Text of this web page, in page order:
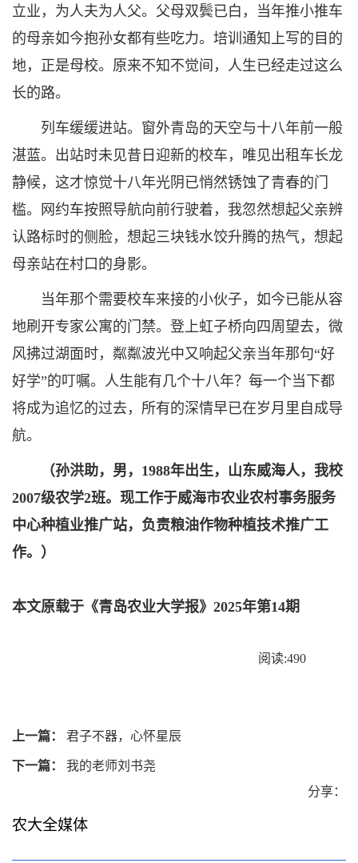
立业，为人夫为人父。父母双鬓已白，当年推小推车
的母亲如今抱孙女都有些吃力。培训通知上写的目的
地，正是母校。原来不知不觉间，人生已经走过这么
长的路。
列车缓缓进站。窗外青岛的天空与十八年前一般
湛蓝。出站时未见昔日迎新的校车，唯见出租车长龙
静候，这才惊觉十八年光阴已悄然锈蚀了青春的门
槛。网约车按照导航向前行驶着，我忽然想起父亲辨
认路标时的侧脸，想起三块钱水饺升腾的热气，想起
母亲站在村口的身影。
当年那个需要校车来接的小伙子，如今已能从容
地刷开专家公寓的门禁。登上虹子桥向四周望去，微
风拂过湖面时，粼粼波光中又响起父亲当年那句“好
好学”的叮嘱。人生能有几个十八年？每一个当下都
将成为追忆的过去，所有的深情早已在岁月里自成导
航。
（孙洪助，男，1988年出生，山东威海人，我校
2007级农学2班。现工作于威海市农业农村事务服务
中心种植业推广站，负责粮油作物种植技术推广工
作。）
本文原载于《青岛农业大学报》2025年第14期
阅读:490
上一篇： 君子不器，心怀星辰
下一篇：
我的老师刘书尧
分享：
农大全媒体